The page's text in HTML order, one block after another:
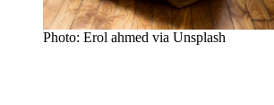
Photo: Erol ahmed via Unsplash